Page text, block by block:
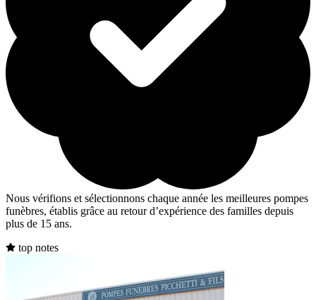
Nous vérifions et sélectionnons chaque année les meilleures pompes
funèbres, établis grâce au retour d’expérience des familles depuis
plus de 15 ans.
top notes